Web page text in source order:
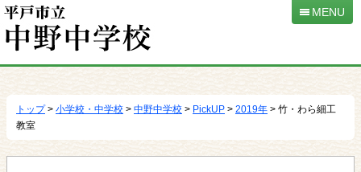
動
MENU
トップ> 小学校・中学校 > 中野中学校 > PickUP > 2019年 > 竹・わら細工
教室